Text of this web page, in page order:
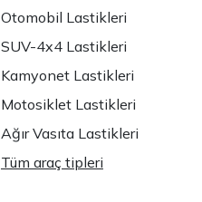
Otomobil Lastikleri
SUV-4x4 Lastikleri
Kamyonet Lastikleri
Motosiklet Lastikleri
Ağır Vasıta Lastikleri
Tüm araç tipleri